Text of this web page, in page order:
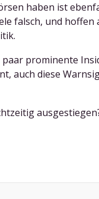
haben ist
falsch, und hoffen
paar prominente
auch diese